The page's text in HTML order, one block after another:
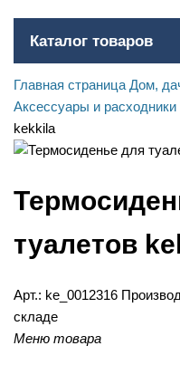
Каталог товаров
Главная страница Дом,
Аксессуары и расходники
kekkila
туалетов
Арт.: ke_0012316
складе
Меню товара